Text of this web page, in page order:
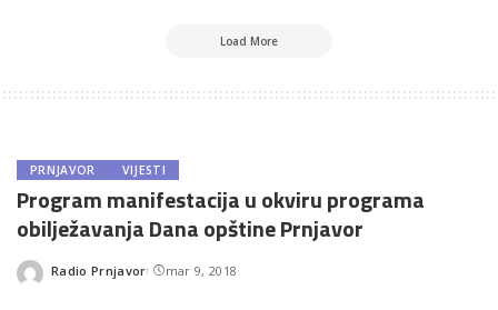
Load More
PRNJAVOR VIJESTI
Program manifestacija u okviru programa
obilježavanja Dana opštine Prnjavor
Posted
Radio Prnjavor mar 9, 2018